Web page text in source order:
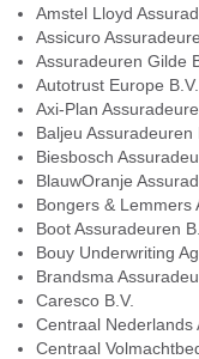
Amstel Lloyd
Assicuro
Assuradeuren Gilde
Autotrust Europe B.V.
Axi-Plan
Baljeu Assuradeuren
Biesbosch
BlauwOranje
Bongers & Lemmers
Boot Assuradeuren
Bouy Underwriting
Brandsma
Caresco B.V.
Centraal Nederlands
Centraal